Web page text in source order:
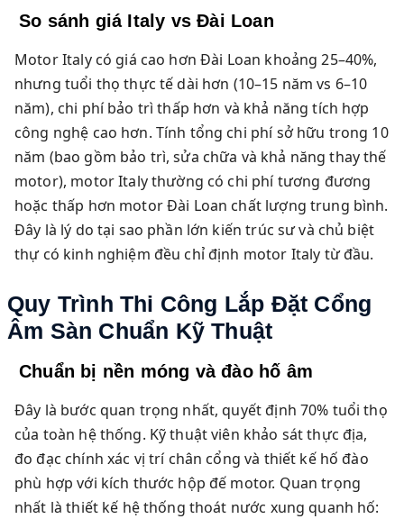
So sánh giá Italy vs Đài Loan
Motor Italy có giá cao hơn Đài Loan khoảng 25–40%,
nhưng tuổi thọ thực tế dài hơn (10–15 năm vs 6–10
năm), chi phí bảo trì thấp hơn và khả năng tích hợp
công nghệ cao hơn. Tính tổng chi phí sở hữu trong 10
năm (bao gồm bảo trì, sửa chữa và khả năng thay thế
motor), motor Italy thường có chi phí tương đương
hoặc thấp hơn motor Đài Loan chất lượng trung bình.
Đây là lý do tại sao phần lớn kiến trúc sư và chủ biệt
thự có kinh nghiệm đều chỉ định motor Italy từ đầu.
Quy Trình Thi Công Lắp Đặt Cổng
Âm Sàn Chuẩn Kỹ Thuật
Chuẩn bị nền móng và đào hố âm
Đây là bước quan trọng nhất, quyết định 70% tuổi thọ
của toàn hệ thống. Kỹ thuật viên khảo sát thực địa,
đo đạc chính xác vị trí chân cổng và thiết kế hố đào
phù hợp với kích thước hộp đế motor. Quan trọng
nhất là thiết kế hệ thống thoát nước xung quanh hố: